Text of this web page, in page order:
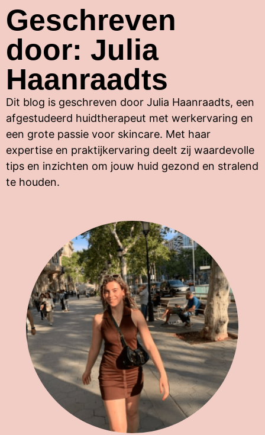
Geschreven
door: Julia
Haanraadts
Dit blog is geschreven door Julia Haanraadts, een
afgestudeerd huidtherapeut met werkervaring en
een grote passie voor skincare. Met haar
expertise en praktijkervaring deelt zij waardevolle
tips en inzichten om jouw huid gezond en stralend
te houden.